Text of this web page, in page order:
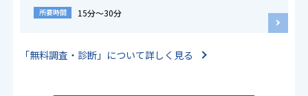
所要時間 15分〜30分
「無料調査・診断」について詳しく見る